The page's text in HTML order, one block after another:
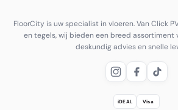
FloorCity is uw specialist in vloeren. Van Click
en tegels, wij bieden een breed assortiment
deskundig advies en snelle
iDEAL Visa